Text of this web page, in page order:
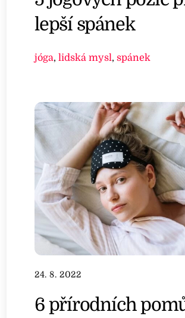
lepší spánek
jóga,lidská mysl,spánek
24. 8. 2022
6 přírodních